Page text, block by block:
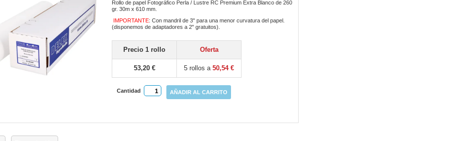
Rollo de papel Fotográfico Perla / Lustre RC Premium Extra Blanco de 260
gr. 30m x 610 mm.
IMPORTANTE: Con mandril de 3" para una menor curvatura del papel.
(disponemos de adaptadores a 2" gratuitos).
Precio 1 rollo Oferta
53,20 € 5 rollos a50,54 €
Cantidad AÑADIR AL CARRITO